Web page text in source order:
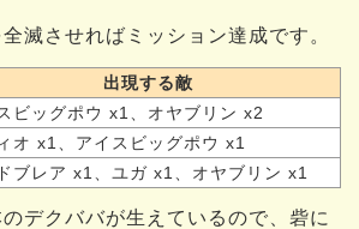
滅させればミッション達成です。
出現する敵
ビッグポウ x1、オヤブリン x2
オ x1、アイスビッグポウ x1
ブレア x1、ユガ x1、オヤブリン x1
デクババが生えているので、砦に